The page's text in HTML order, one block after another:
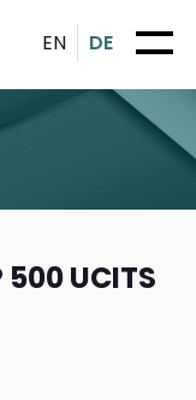
EN DE
UCITS